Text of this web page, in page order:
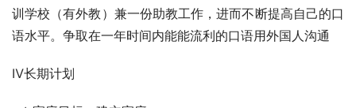
训学校（有外教）兼一份助教工作，进而不断提高自己的口
语水平。争取在一年时间内能能流利的口语用外国人沟通
Ⅳ长期计划